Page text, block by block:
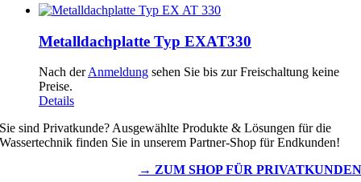
Metalldachplatte Typ EXAT330
Nach derAnmeldung sehen Sie bis zur Freischaltung keine
Preise.
Details
Sie sind Privatkunde? Ausgewählte Produkte & Lösungen für die
Wassertechnik finden Sie in unserem Partner-Shop für Endkunden!
→ ZUM SHOP FÜR PRIVATKUNDEN